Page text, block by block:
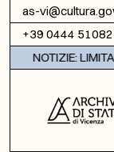
Vai al contenuto
as-
+39 0444
NOTIZIE: